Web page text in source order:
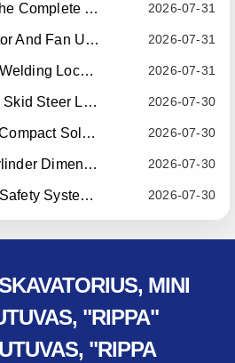
2026-07-31
Wheel Loader Blog: The Complete Guide To Wheel Loaders For Construction, Agriculture, And Material Handling
2026-07-31
RIPPA RS06-3 Radiator And Fan Upgrade — Effective July 10, 2026
2026-07-31
RIPPA RS06-3 Boom Welding Locating Bar Optimization — Effective July 15, 2026
2026-07-30
Mini Wheel Loader Vs Skid Steer Loader: Which Compact Machine Is Better For Your Business?
2026-07-30
Mini Wheel Loader: A Compact Solution For Efficient Material Handling
2026-07-30
RIPPA R10 Bucket Cylinder Dimension Optimization — Effective July 15, 2026
2026-07-30
RIPPA R10/R06 Seat Safety System Upgrade — Effective July 22, 2026
MINI
"RIPPA"
"RIPPA